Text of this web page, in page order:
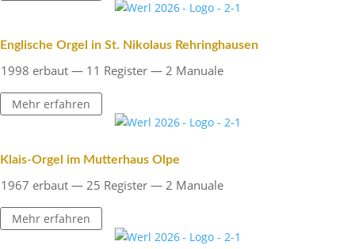
Engli­sche Orgel in St. Niko­laus Rehringhausen
1998 erbaut — 11 Register — 2 Manuale
Mehr erfahren
Klais-Orgel im Mutter­haus Olpe
1967 erbaut — 25 Register — 2 Manuale
Mehr erfahren